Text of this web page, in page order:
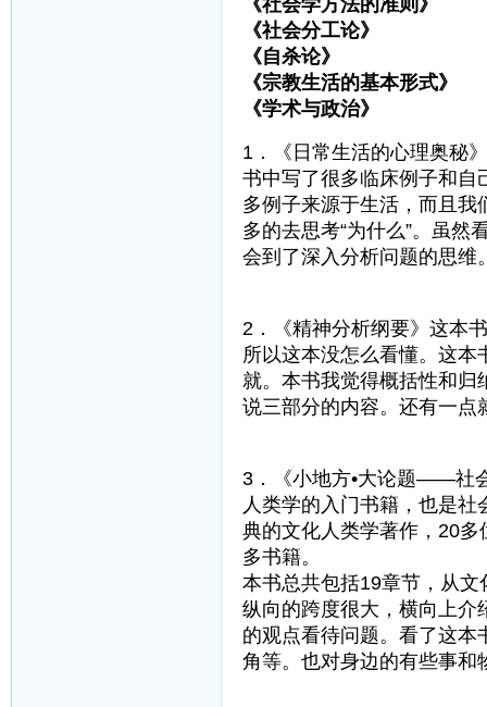
《社会学方法的准
《社会分工论》
《自杀论》
《宗教生活的基本形
《学术与政治》
1．《日常生活的心理奥秘
书中写了很多临床例子和自
多例子来源于生活，而且我
多的去思考“为什么”。虽然
会到了深入分析问题的思维
2．《精神分析纲要》这本
所以这本没怎么看懂。这本
就。本书我觉得概括性和归
说三部分的内容。还有一点
3．《小地方•大论题——社
人类学的入门书籍，也是
典的文化人类学著作，20
多书籍。
本书总共包括19章节，从
纵向的跨度很大，横向上介
的观点看待问题。看了这本
角等。也对身边的有些事和